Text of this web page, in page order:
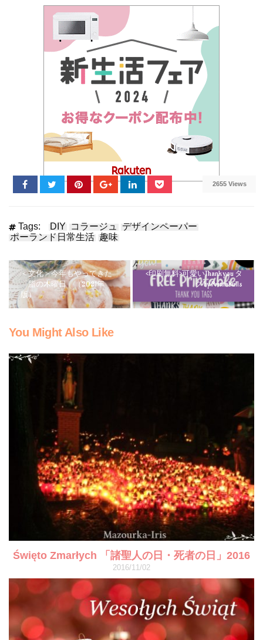
2655 Views
Tags: DIY コラージュ
デザインペーパー
ポーランド日常生活 趣味
＜文化＞今年もやってきた
「脂の木曜日」（2021年
版）
<印刷無料>可愛いThank you タ
グ by Printabulls
You Might Also Like
Święto Zmarłych 「諸聖人の日・死者の日」2016
2016/11/02